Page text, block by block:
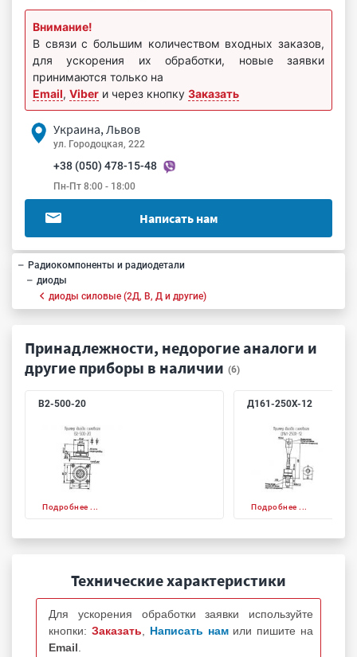
Внимание!
В связи с большим количеством входных заказов,
для ускорения их обработки, новые заявки
принимаются только на
Email, Viber и через кнопку Заказать
Украина, Львов
ул. Городоцкая, 222
+38 (050) 478-15-48
Пн-Пт 8:00 - 18:00
Написать нам
Радиокомпоненты и радиодетали
диоды
диоды силовые (2Д, В, Д и другие)
Принадлежности, недорогие аналоги и
другие приборы в наличии (6)
В2-500-20
Подробнее ...
Д161-250Х-12
Подробнее ...
Технические характеристики
Для ускорения обработки заявки используйте
кнопки: Заказать Написать нам или пишите на
Email